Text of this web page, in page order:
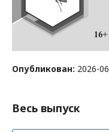
Опубликован: 2026-
Весь выпуск